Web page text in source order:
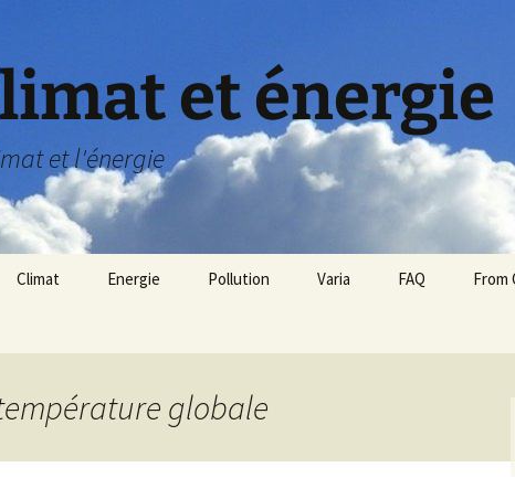
et énergie
et l'énergie
Climat Energie
Hydrocarbures
Pollution Varia FAQ From
globale